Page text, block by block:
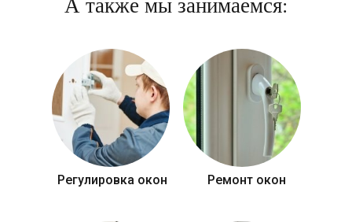
Регулировка окон Ремонт окон